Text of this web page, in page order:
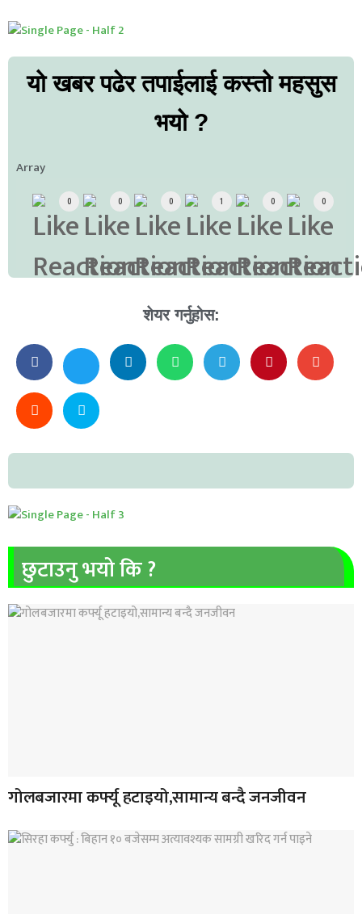
यो खबर पढेर तपाईलाई कस्तो महसुस
भयो ?
Array
0 0 0 1 0 0
शेयर गर्नुहोस:
छुटाउनु भयो कि ?
गोलबजारमा कर्फ्यू हटाइयो,सामान्य बन्दै जनजीवन